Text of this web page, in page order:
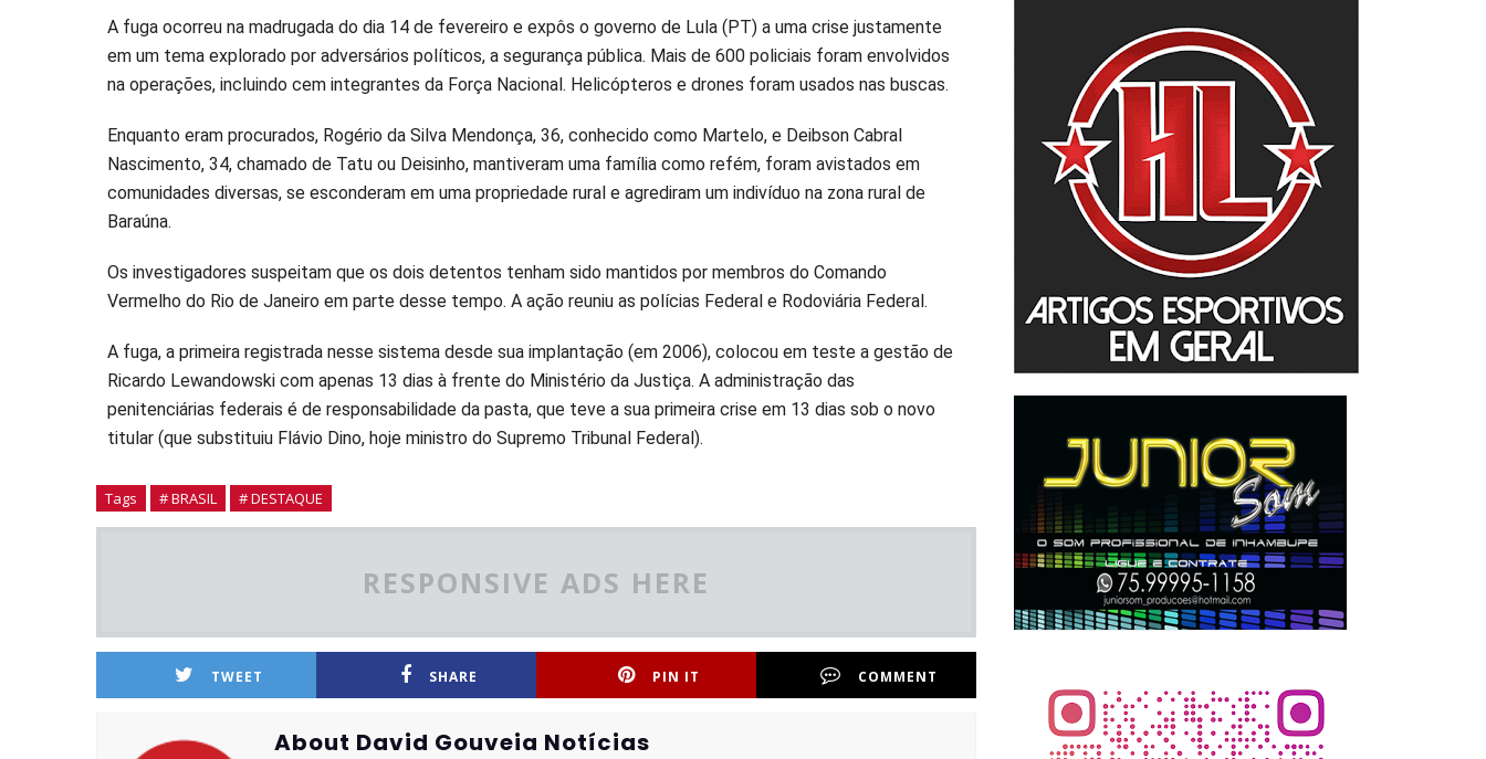
A fuga ocorreu na madrugada do dia 14 de fevereiro e expôs o governo de Lula (PT) a uma crise justamente
em um tema explorado por adversários políticos, a segurança pública. Mais de 600 policiais foram envolvidos
na operações, incluindo cem integrantes da Força Nacional. Helicópteros e drones foram usados nas buscas.
Enquanto eram procurados, Rogério da Silva Mendonça, 36, conhecido como Martelo, e Deibson Cabral
Nascimento, 34, chamado de Tatu ou Deisinho, mantiveram uma família como refém, foram avistados em
comunidades diversas, se esconderam em uma propriedade rural e agrediram um indivíduo na zona rural de
Baraúna.
Os investigadores suspeitam que os dois detentos tenham sido mantidos por membros do Comando
Vermelho do Rio de Janeiro em parte desse tempo. A ação reuniu as polícias Federal e Rodoviária Federal.
A fuga, a primeira registrada nesse sistema desde sua implantação (em 2006), colocou em teste a gestão de
Ricardo Lewandowski com apenas 13 dias à frente do Ministério da Justiça. A administração das
penitenciárias federais é de responsabilidade da pasta, que teve a sua primeira crise em 13 dias sob o novo
titular (que substituiu Flávio Dino, hoje ministro do Supremo Tribunal Federal).
Tags # BRASIL # DESTAQUE
RESPONSIVE ADS HERE
TWEET SHARE PIN IT COMMENT
About David Gouveia Notícias